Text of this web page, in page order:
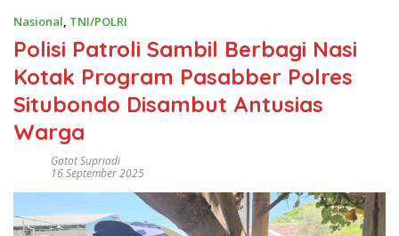
Nasional, TNI/POLRI
Polisi Patroli Sambil Berbagi Nasi
Kotak Program Pasabber Polres
Situbondo Disambut Antusias
Warga
Gatot Supriadi
16 September 2025